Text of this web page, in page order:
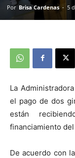
Por Brisa Cardenas - 5
La
el pago de dos
están
financiamiento
De acuerdo con